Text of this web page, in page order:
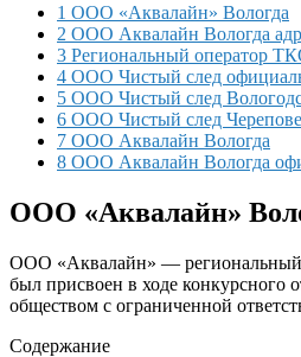
1 ООО «Аквалайн» Вологда
2 ООО Аквалайн Вологда
3 Региональный оператор
4 ООО Чистый след
5 ООО Чистый след
6 ООО Чистый след
7 ООО Аквалайн Вологда
8 ООО Аквалайн Вологда
ООО «Аквалайн»
ООО «Аквалайн» — региональный
был присвоен в ходе конкурсного
обществом с ограниченной
Содержание